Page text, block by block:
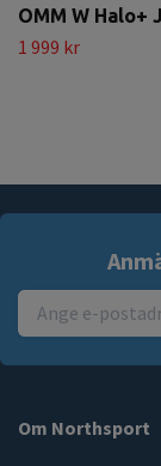
OMM W Halo+
1 999 kr
Om Northsport